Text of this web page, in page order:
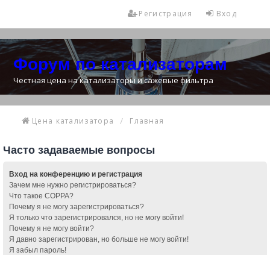
Вход
Регистрация
Форум по катализаторам
Честная цена на катализаторы и сажевые фильтра
Цена катализатора Главная
Часто задаваемые вопросы
Вход на конференцию и регистрация
Зачем мне нужно регистрироваться?
Что такое COPPA?
Почему я не могу зарегистрироваться?
Я только что зарегистрировался, но не могу войти!
Почему я не могу войти?
Я давно зарегистрирован, но больше не могу войти!
Я забыл пароль!